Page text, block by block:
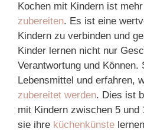
Kochen mit Kindern ist
zubereiten. Es ist eine
Kindern zu verbinden und
Kinder lernen nicht nur
Verantwortung und Können.
Lebensmittel und erfahren,
zubereitet werden. Dies ist
mit Kindern zwischen 5 und
sie ihre küchenkünste